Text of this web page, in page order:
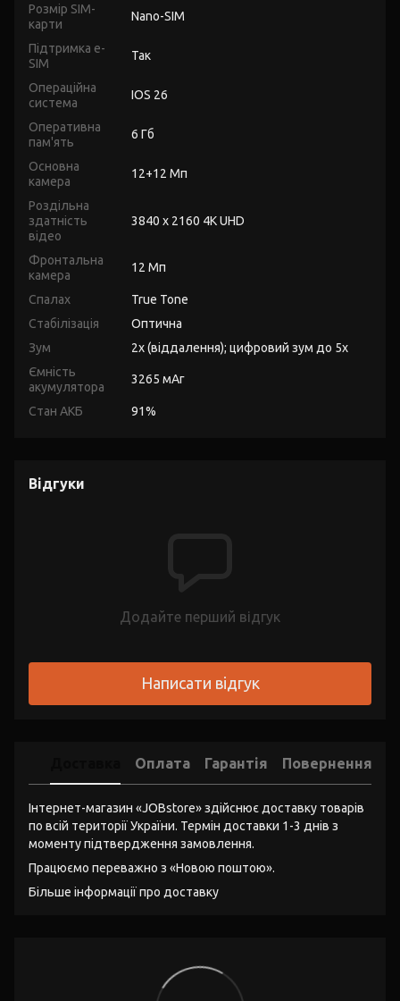
Розмір SIM-
карти
Nano-SIM
Підтримка e-
SIM
Так
Операційна
система
IOS 26
Оперативна
пам'ять
6 Гб
Основна
камера
12+12 Мп
Роздільна
здатність
відео
3840 x 2160 4K UHD
Фронтальна
камера
12 Мп
Спалах
True Tone
Стабілізація
Оптична
Зум
2x (віддалення); цифровий зум до 5x
Ємність
акумулятора
3265 мАг
Стан АКБ 91%
Відгуки
Додайте перший відгук
Написати відгук
Оплата Гарантія Повернення
Інтернет-магазин «JOBstore» здійснює доставку товарів
по всій території України. Термін доставки 1-3 днів з
моменту підтвердження замовлення.
Працюємо переважно з «Новою поштою».
Більше інформації про доставку